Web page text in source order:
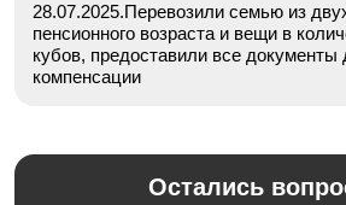
28.07.2025.Перевозили семью из
пенсионного возраста и вещи в
кубов, предоставили все
компенсации
Остались